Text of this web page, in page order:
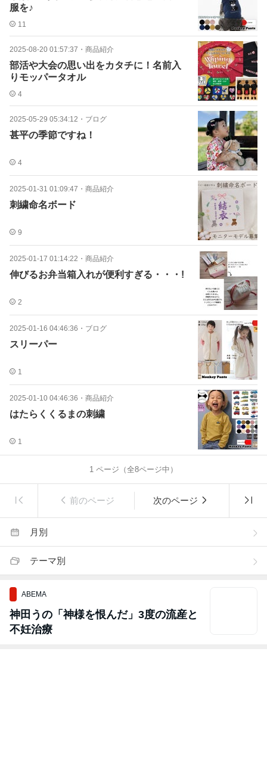
服を♪
11
2025-08-20 01:57:37 ・ 商品紹介
部活や大会の思い出をカタチに！名前入
りモッパータオル
4
2025-05-29 05:34:12 ・ ブログ
甚平の季節ですね！
4
2025-01-31 01:09:47 ・ 商品紹介
刺繍命名ボード
9
2025-01-17 01:14:22 ・ 商品紹介
伸びるお弁当箱入れが便利すぎる・・・!
2
2025-01-16 04:46:36 ・ ブログ
スリーパー
1
2025-01-10 04:46:36 ・ 商品紹介
はたらくくるまの刺繍
1
1 ページ（全8ページ中）
前のページ 次のページ
月別
テーマ別
ABEMA
神田うの「神様を恨んだ」3度の流産と
不妊治療